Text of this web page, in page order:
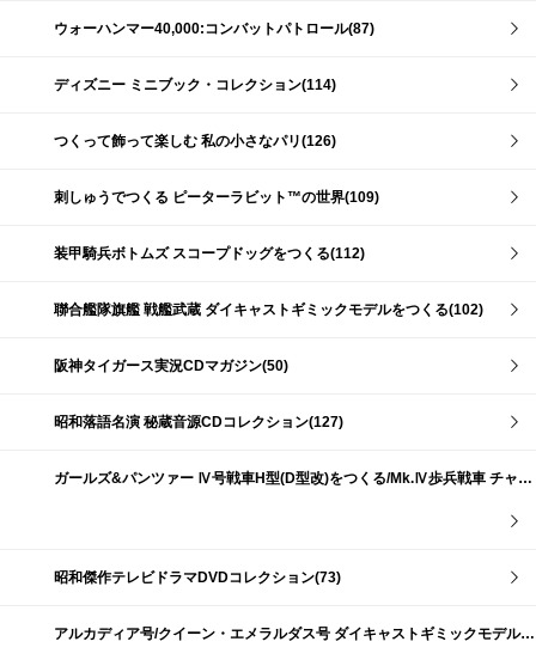
ウォーハンマー40,000:コンバットパトロール(87)
ディズニー ミニブック・コレクション(114)
つくって飾って楽しむ 私の小さなパリ(126)
刺しゅうでつくる ピーターラビット™の世界(109)
装甲騎兵ボトムズ スコープドッグをつくる(112)
聯合艦隊旗艦 戦艦武蔵 ダイキャストギミックモデルをつくる(102)
阪神タイガース実況CDマガジン(50)
昭和落語名演 秘蔵音源CDコレクション(127)
ガールズ&パンツァー Ⅳ号戦車H型(D型改)をつくる/Mk.Ⅳ歩兵戦車 チャーチルMk.Ⅶをつくる(191)
昭和傑作テレビドラマDVDコレクション(73)
アルカディア号/クイーン・エメラルダス号 ダイキャストギミックモデルをつくる(159)